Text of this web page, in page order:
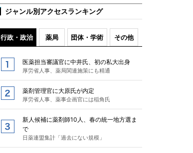
ジャンル別アクセスランキング
行政・政治 薬局 団体・学術 その他
医薬担当審議官に中井氏、初の私大出身
厚労省人事、薬局関連施策にも精通
薬剤管理官に大原氏が内定
厚労省人事、薬事企画官には稲角氏
新人候補に薬剤師10人、春の統一地方選ま
で
日薬連盟集計「過去にない規模」